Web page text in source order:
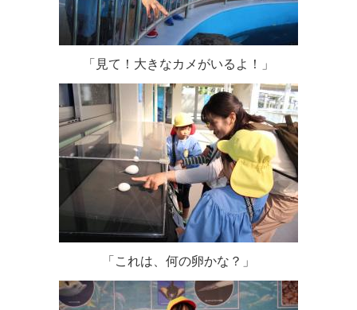
「見て！大きなカメがいるよ！」
「これは、何の卵かな？」